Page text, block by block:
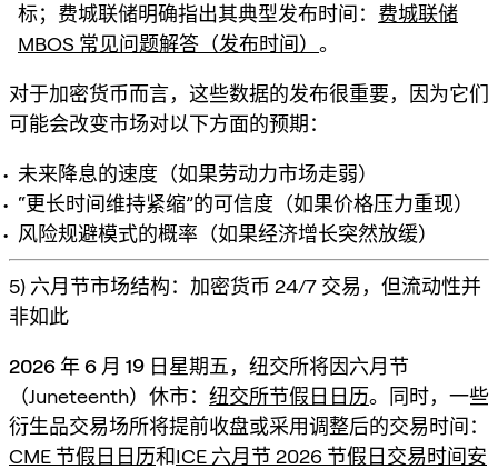
标；费城联储明确指出其典型发布时间： 费城联储
MBOS 常见问题解答（发布时间） 。
对于加密货币而言，这些数据的发布很重要，因为它们
可能会改变市场对以下方面的预期：
未来降息的速度（如果劳动力市场走弱）
“更长时间维持紧缩”的可信度（如果价格压力重现）
风险规避模式的概率（如果经济增长突然放缓）
5) 六月节市场结构：加密货币 24/7 交易，但流动性并
非如此
2026 年 6 月 19 日星期五 ，纽交所将因六月节
（Juneteenth）休市： 纽交所节假日日历。同时，一些
衍生品交易场所将提前收盘或采用调整后的交易时间：
CME 节假日日历和ICE 六月节 2026 节假日交易时间安